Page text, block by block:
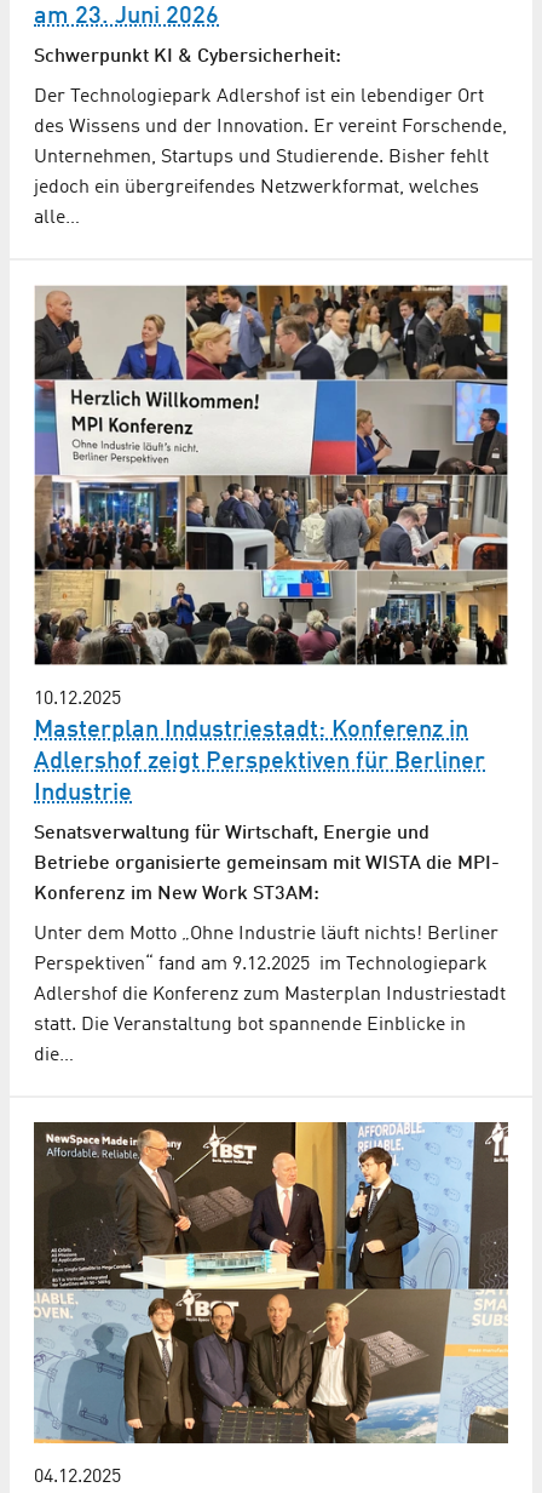
am 23. Juni 2026
Schwerpunkt KI & Cybersicherheit:
Der Technologiepark Adlershof ist ein lebendiger Ort
des Wissens und der Innovation. Er vereint Forschende,
Unternehmen, Startups und Studierende. Bisher fehlt
jedoch ein übergreifendes Netzwerkformat, welches
alle…
10.12.2025
Masterplan Industriestadt: Konferenz in
Adlershof zeigt Perspektiven für Berliner
Industrie
Senatsverwaltung für Wirtschaft, Energie und
Betriebe organisierte gemeinsam mit WISTA die MPI-
Konferenz im New Work ST3AM:
Unter dem Motto „Ohne Industrie läuft nichts! Berliner
Perspektiven“ fand am 9.12.2025 im Technologiepark
Adlershof die Konferenz zum Masterplan Industriestadt
statt. Die Veranstaltung bot spannende Einblicke in
die…
04.12.2025